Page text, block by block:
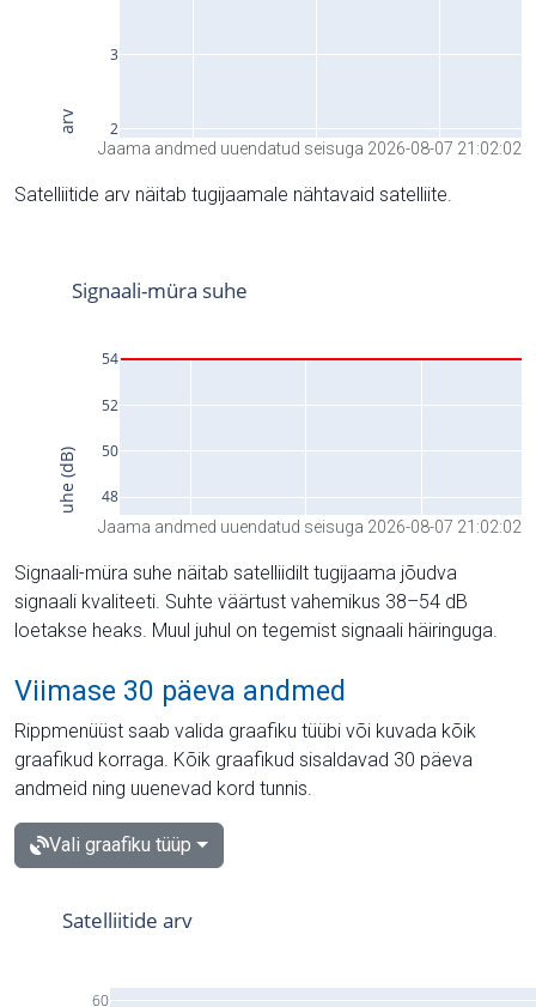
Jaama andmed uuendatud seisuga 2026-08-07 21:02:02
Satelliitide arv näitab tugijaamale nähtavaid satelliite.
Jaama andmed uuendatud seisuga 2026-08-07 21:02:02
Signaali-müra suhe näitab satelliidilt tugijaama jõudva
signaali kvaliteeti. Suhte väärtust vahemikus 38–54 dB
loetakse heaks. Muul juhul on tegemist signaali häiringuga.
Viimase 30 päeva andmed
Rippmenüüst saab valida graafiku tüübi või kuvada kõik
graafikud korraga. Kõik graafikud sisaldavad 30 päeva
andmeid ning uuenevad kord tunnis.
Vali graafiku tüüp
60
Satelliitide arv